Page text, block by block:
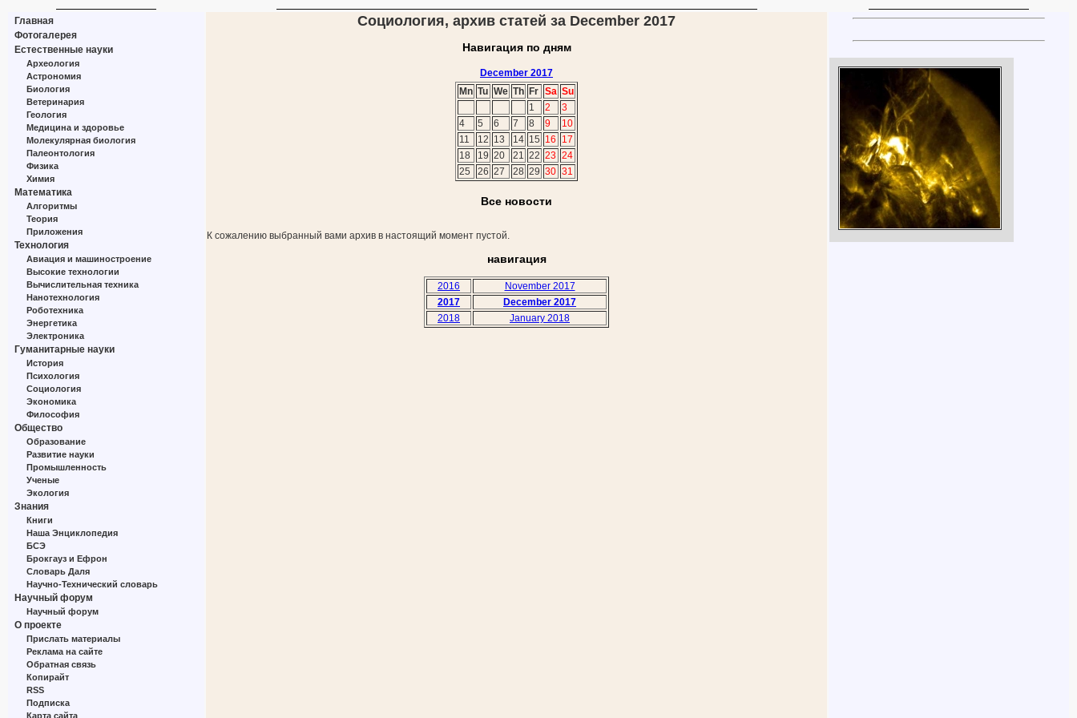
Главная
Фотогалерея
Естественные науки
Археология
Астрономия
Биология
Ветеринария
Геология
Медицина и здоровье
Молекулярная биология
Палеонтология
Физика
Химия
Математика
Алгоритмы
Теория
Приложения
Технология
Авиация и машиностроение
Высокие технологии
Вычислительная техника
Нанотехнология
Роботехника
Энергетика
Электроника
Гуманитарные науки
История
Психология
Социология
Экономика
Философия
Общество
Образование
Развитие науки
Промышленность
Ученые
Экология
Знания
Книги
Наша Энциклопедия
БСЭ
Брокгауз и Ефрон
Словарь Даля
Научно-Технический словарь
Научный форум
Научный форум
О проекте
Прислать материалы
Реклама на сайте
Обратная связь
Копирайт
RSS
Подписка
Карта сайта
Социология, архив статей за December 2017
Навигация по дням
December 2017
Mn Tu We Th Fr Sa Su
1
2
3
4
5 6 7 8 9
10
11
12 13 14 15 16
17
18
19 20 21 22 23 24
25
26 27 28 29 30 31
Все новости
К сожалению выбранный вами архив в настоящий момент пустой.
навигация
2016
November 2017
2017
December 2017
2018
January 2018